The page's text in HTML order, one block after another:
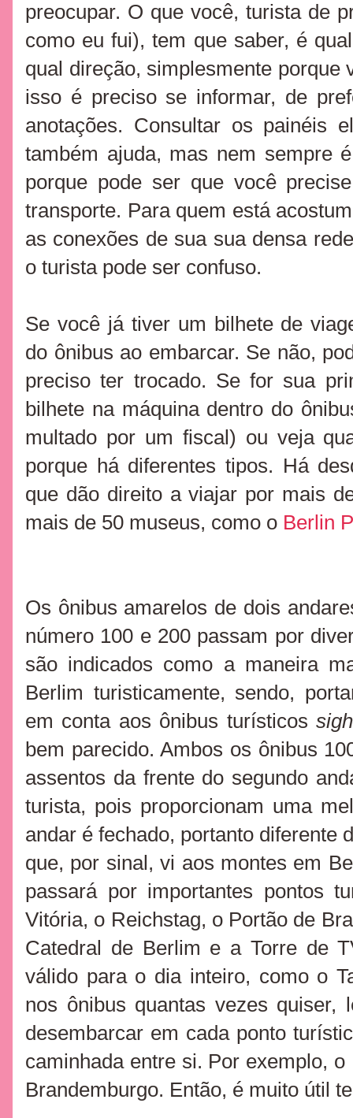
preocupar. O que você, turista de
como eu fui), tem que saber, é
qual direção, simplesmente porque
isso é preciso se informar, de
anotações. Consultar os painéis
também ajuda, mas nem sempre
porque pode ser que você
transporte. Para quem está
as conexões de sua sua densa
o turista pode ser confuso.
Se você já tiver um bilhete de
do ônibus ao embarcar. Se não,
preciso ter trocado. Se for sua
bilhete na máquina dentro do
multado por um fiscal) ou veja
porque há diferentes tipos. Há
que dão direito aviajar por mais
mais de 50 museus, como o Berlin
Os ônibus amarelos de dois
número 100 e 200 passam por
são indicados como a maneira
Berlim turisticamente, sendo,
em conta aos ônibus turísticos
bem parecido. Ambos os ônibus
assentos da frente do segundo
turista, pois proporcionam uma
andar é fechado, portanto diferente
que, por sinal, vi aos montes em
passará por importantes pontos
Vitória, o Reichstag, o Portão de
Catedral de Berlim e a Torre de
válido para o dia inteiro, como o
nos ônibus quantas vezes quiser,
desembarcar em cada ponto
caminhada entre si. Por exemplo,
Brandemburgo. Então, é muito útil